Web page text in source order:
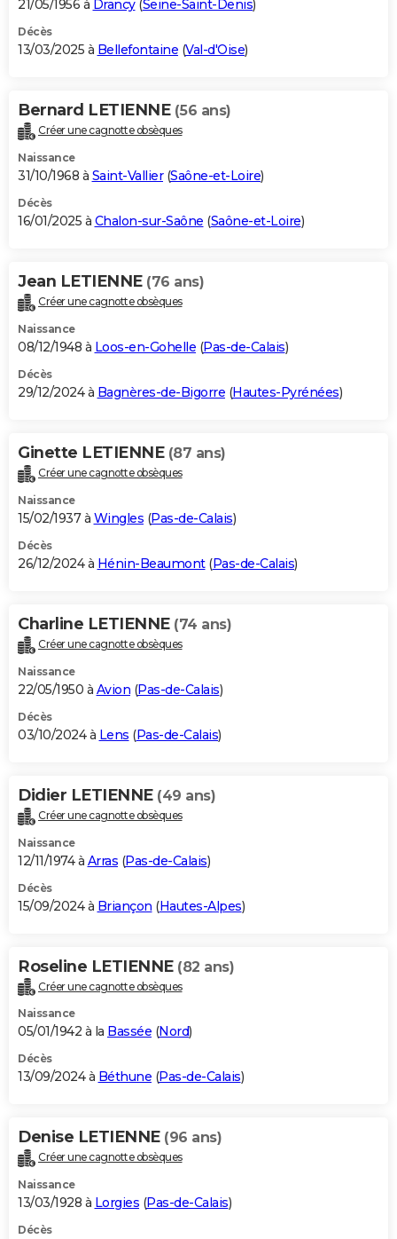
21/05/1956 à Drancy(Seine-Saint-Denis)
Décès
13/03/2025 à Bellefontaine (Val-d'Oise)
Bernard LETIENNE (56 ans)
Créer une cagnotte obsèques
Naissance
31/10/1968 à Saint-Vallier(Saône-et-Loire)
Décès
16/01/2025 à Chalon-sur-Saône (Saône-et-Loire)
Jean LETIENNE (76 ans)
Créer une cagnotte obsèques
Naissance
08/12/1948 à Loos-en-Gohelle (Pas-de-Calais)
Décès
29/12/2024 à Bagnères-de-Bigorre (Hautes-Pyrénées)
Ginette LETIENNE (87 ans)
Créer une cagnotte obsèques
Naissance
15/02/1937 à Wingles (Pas-de-Calais)
Décès
26/12/2024 à Hénin-Beaumont(Pas-de-Calais)
Charline LETIENNE (74 ans)
Créer une cagnotte obsèques
Naissance
22/05/1950 à Avion (Pas-de-Calais)
Décès
03/10/2024 à Lens (Pas-de-Calais)
Didier LETIENNE (49 ans)
Créer une cagnotte obsèques
Naissance
12/11/1974 à Arras (Pas-de-Calais)
Décès
15/09/2024 à Briançon (Hautes-Alpes)
Roseline LETIENNE (82 ans)
Créer une cagnotte obsèques
Naissance
05/01/1942 à la Bassée (Nord)
Décès
13/09/2024 à Béthune (Pas-de-Calais)
Denise LETIENNE (96 ans)
Créer une cagnotte obsèques
Naissance
13/03/1928 à Lorgies (Pas-de-Calais)
Décès